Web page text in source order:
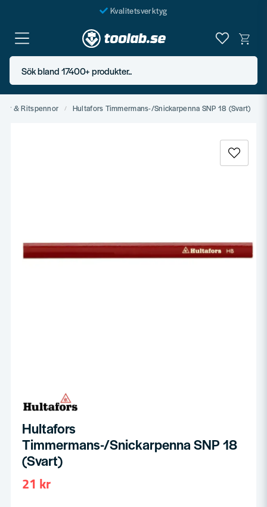
Kvalitetsverktyg
Fraktfritt över 999 SEK*
En järnhandel för alla
Butik i Göteborg
Sök bland 17400+ produkter..
& Ritspennor Hultafors Timmermans-/Snickarpenna SNP 18 (Svart)
Hultafors
Timmermans-/Snickarpenna SNP 18
(Svart)
21 kr